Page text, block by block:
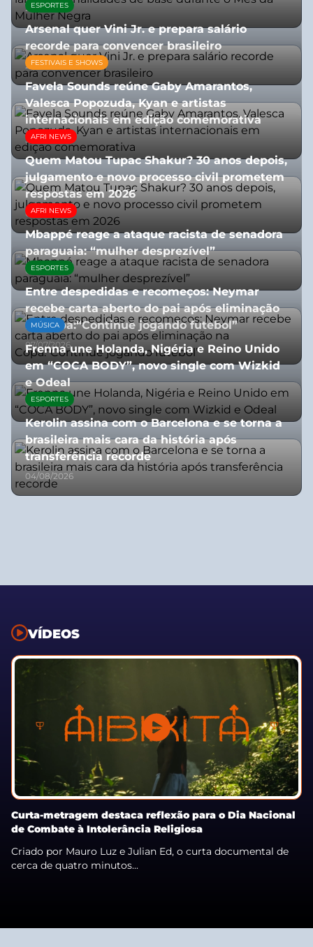
28/07/2026
ESPORTES
Arsenal quer Vini Jr. e prepara salário
recorde para convencer brasileiro
27/07/2026
FESTIVAIS E SHOWS
Favela Sounds reúne Gaby Amarantos,
Valesca Popozuda, Kyan e artistas
internacionais em edição comemorativa
31/07/2026
AFRI NEWS
Quem Matou Tupac Shakur? 30 anos depois,
julgamento e novo processo civil prometem
respostas em 2026
05/08/2026
AFRI NEWS
Mbappé reage a ataque racista de senadora
paraguaia: “mulher desprezível”
07/07/2026
ESPORTES
Entre despedidas e recomeços: Neymar
recebe carta aberto do pai após eliminação
na Copa:“Continue jogando futebol”
07/07/2026
MÚSICA
Frenna une Holanda, Nigéria e Reino Unido
em “COCA BODY”, novo single com Wizkid
e Odeal
07/07/2026
ESPORTES
Kerolin assina com o Barcelona e se torna a
brasileira mais cara da história após
transferência recorde
04/08/2026
VÍDEOS
Curta-metragem destaca reflexão para o Dia Nacional
de Combate à Intolerância Religiosa
Criado por Mauro Luz e Julian Ed, o curta documental de
cerca de quatro minutos...